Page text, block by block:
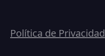
Política de Privacidad